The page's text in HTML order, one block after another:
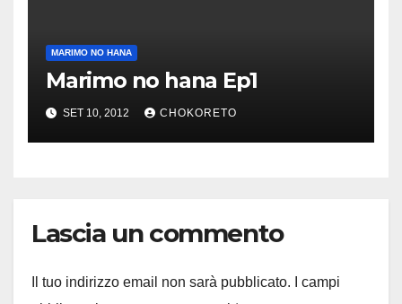
MARIMO NO HANA
Marimo no hana Ep1
SET 10, 2012 CHOKORETO
Lascia un commento
Il tuo indirizzo email non sarà pubblicato.
I campi